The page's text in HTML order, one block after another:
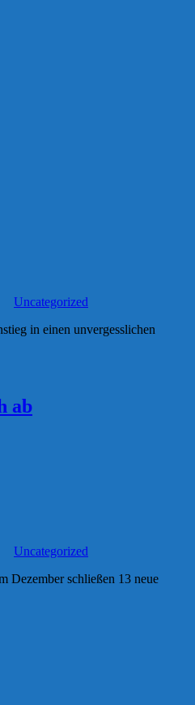
Uncategorized
in einen unvergesslichen
ab
Uncategorized
Dezember schließen 13 neue